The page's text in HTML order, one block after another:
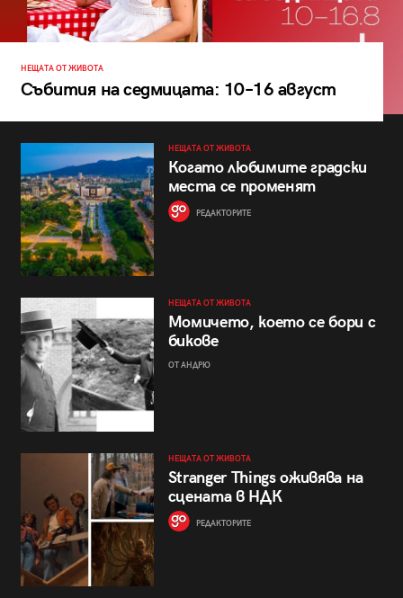
НЕЩАТА ОТ ЖИВОТА
Събития на седмицата: 10–16 август
НЕЩАТА ОТ ЖИВОТА
Когато любимите градски
места се променят
РЕДАКТОРИТЕ
НЕЩАТА ОТ ЖИВОТА
Момичето, което се бори с
бикове
ОТ АНДРЮ
НЕЩАТА ОТ ЖИВОТА
Stranger Things оживява на
сцената в НДК
РЕДАКТОРИТЕ